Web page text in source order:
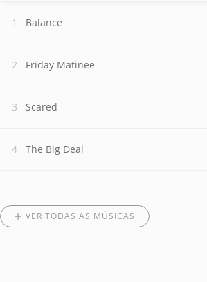
Balance
Friday Matinee
Scared
The Big Deal
VER TODAS AS MÚSICAS